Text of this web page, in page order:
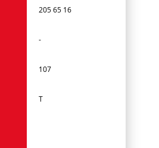
205 65 16
-
107
T